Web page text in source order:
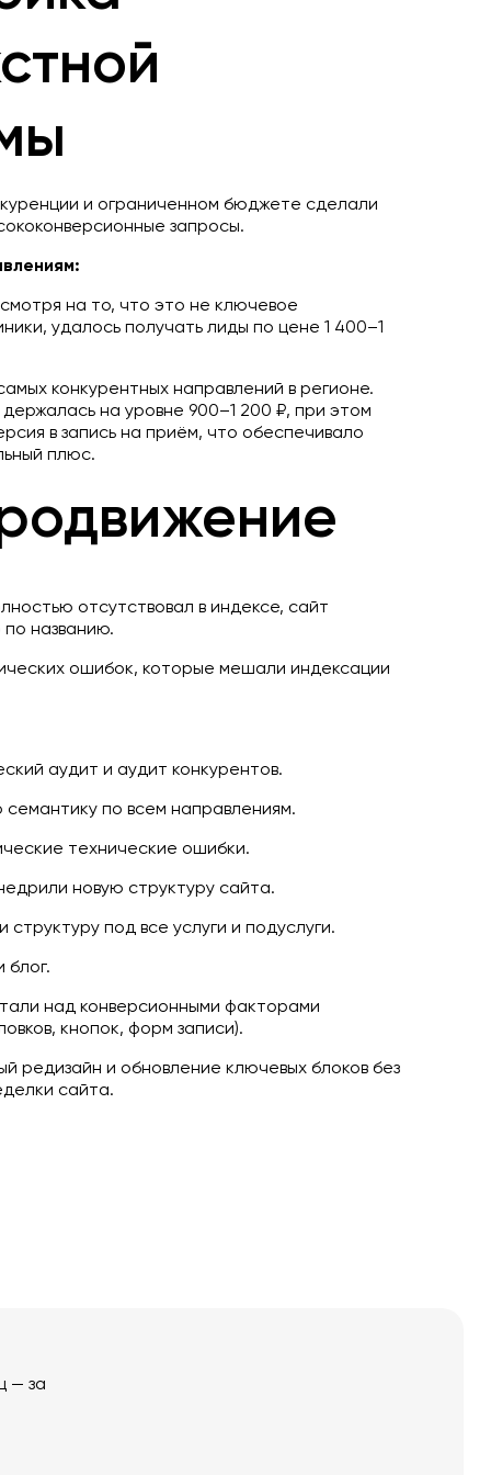
и ограниченном бюджете сделали
запросы.
на то, что это не ключевое
удалось получать лиды по цене 1 400–1
конкурентных направлений в регионе.
на уровне 900–1 200 ₽, при этом
в запись на приём, что обеспечивало
плюс.
отсутствовал в индексе, сайт
по названию.
ошибок, которые мешали индексации
аудит и аудит конкурентов.
по всем направлениям.
технические ошибки.
новую структуру сайта.
под все услуги и подуслуги.
блог.
над конверсионными факторами
кнопок, форм записи).
редизайн и обновление ключевых блоков без
сайта.
— за